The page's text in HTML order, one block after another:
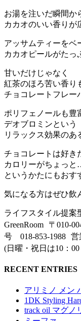
お湯を注いだ瞬間か
カカオのいい香り
アッサムティーをベ
カカオピールがたっ
甘いだけじゃなく
紅茶のほろ苦い香り
チョコレートフレー
ポリフェノールも豊
デオブロミンという
リラックス効果のあ
チョコレートは好き
カロリーがちょっ
というかたにもおす
気になる方はぜひ飲
ライフスタイル提案
GreenRoom 〒010-
号 018-853-1988 営
(日曜・祝日は10：
RECENT ENTRIES
アリミノ メン
1DK Styling
track oil マグノ